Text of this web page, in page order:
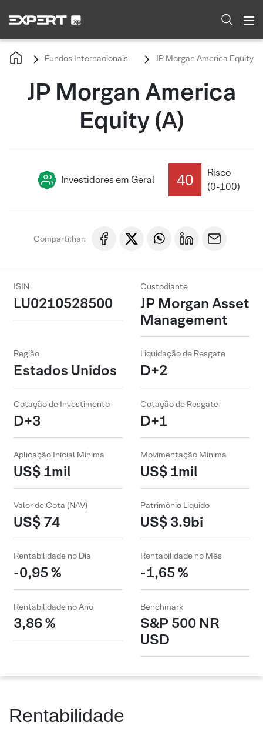
Fundos Internacionais JP Morgan America Equity
JP Morgan America
Equity (A)
Investidores em Geral 40
Risco
(0-100)
Compartilhar:
ISIN
LU0210528500
Custodiante
JP Morgan Asset
Management
Região
Estados Unidos
Liquidação de Resgate
D+2
Cotação de Investimento
D+3
Cotação de Resgate
D+1
Aplicação Inicial Mínima
US$ 1mil
Movimentação Mínima
US$ 1mil
Valor de Cota (NAV)
US$ 74
Patrimônio Líquido
US$ 3.9bi
Rentabilidade no Dia
-0,95 %
Rentabilidade no Mês
-1,65 %
Rentabilidade no Ano
3,86 %
Benchmark
S&P 500 NR
USD
Rentabilidade